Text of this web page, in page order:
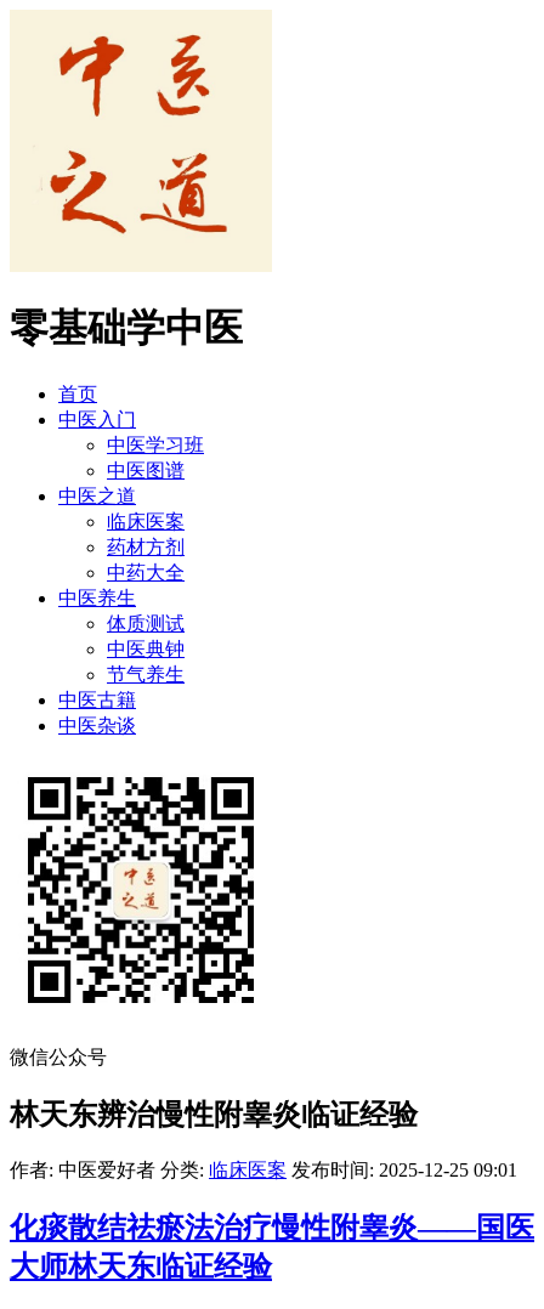
零基础学中医
首页
中医入门
中医学习班
中医图谱
中医之道
临床医案
药材方剂
中药大全
中医养生
体质测试
中医典钟
节气养生
中医古籍
中医杂谈
微信公众号
林天东辨治慢性附睾炎临证经验
作者: 中医爱好者 分类: 临床医案 发布时间: 2025-12-25 09:01
化痰散结祛瘀法治疗慢性附睾炎——国医
大师林天东临证经验